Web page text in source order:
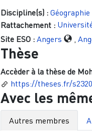
Discipline(s) : Géographie
Rattachement :
Site ESO : Angers ,
Thèse
Accèder à la thèse de
https://theses.fr/
Avec les
Autres membres